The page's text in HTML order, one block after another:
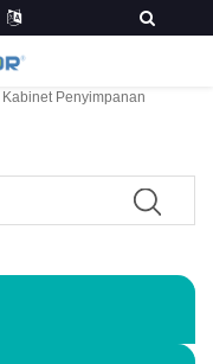
Kabinet Penyimpanan